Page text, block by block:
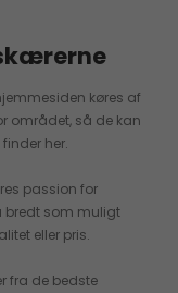
køres af
området, så de kan
her.
passion for
bredt som muligt
eller pris.
fra de bedste